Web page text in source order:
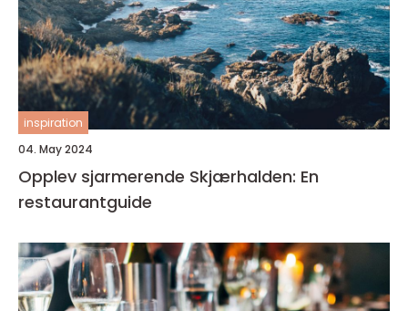
inspiration
04. May 2024
Opplev sjarmerende Skjærhalden: En
restaurantguide